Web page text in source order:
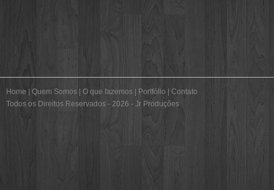
Home Quem Somos O que fazemos Portfólio
Contato
Todos os Direitos Reservados - 2026 - Jr Produções